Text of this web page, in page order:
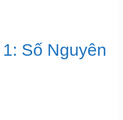
Số Nguyên